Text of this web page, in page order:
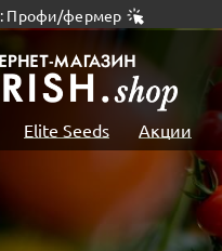
Профи/фермер
Elite Seeds Акции